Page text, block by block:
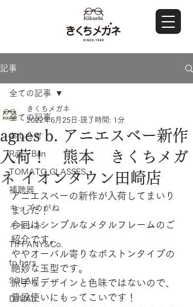
記事
全ての記事
おしらせ
Ray・Ban
TOMATO GLASSES
補聴器
キッズめがね
イベント
TIFFANY&Co.
to hers
SOLAIZ
DJUAL
全ての記事
agnes b. アニエスベー新作
入荷！ 熊本 きくちメガ
ネ イオンタウン田崎店
きくちメガネ
2022年6月25日 読了時間: 1分
アニエスベーの新作が入荷してまいり
ました！
今回はシンプルなメタルフレームのご
紹介です。
ややオーバル寄りなボストンタイプの
絶妙な玉型です。
派手なデザインと色味ではないので、
普段使いにもってこいです！